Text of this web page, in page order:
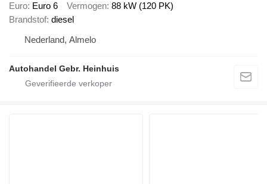
Euro Euro 6 Vermogen 88 kW (120 PK)
Brandstof diesel
Nederland, Almelo
Autohandel Gebr. Heinhuis